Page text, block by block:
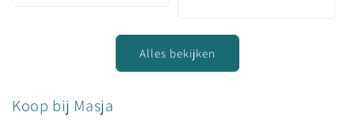
Alles bekijken
Koop bij Masja